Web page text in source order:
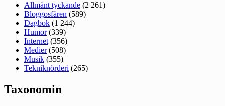
Allmänt tyckande (2 261)
Bloggosfären (589)
Dagbok (1 244)
Humor(339)
Internet (356)
Medier(508)
Musik (355)
Tekniknörderi (265)
Taxonomin